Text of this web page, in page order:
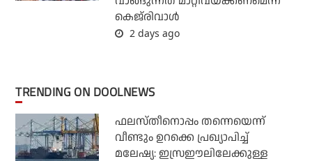
കെജ്‌രിവാള്‍
2 days ago
TRENDING ON DOOLNEWS
ഫലസ്തീനൊപ്പം തന്നെയെന്ന്
വീണ്ടും ഉറക്കെ പ്രഖ്യാപിച്ച്
മലേഷ്യ: ഇസ്രഈലിലേക്കുള്ള